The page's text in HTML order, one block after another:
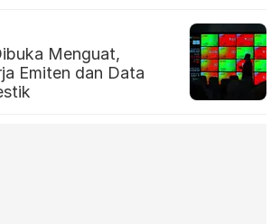
Menguat,
Emiten dan Data